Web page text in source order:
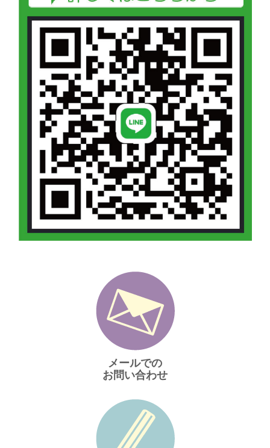
メールでの
お問い合わせ